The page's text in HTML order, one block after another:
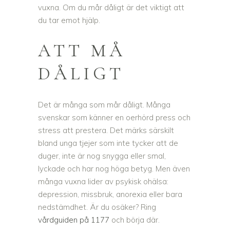
vuxna. Om du mår dåligt är det viktigt att
du tar emot hjälp.
ATT MÅ
DÅLIGT
Det är många som mår dåligt. Många
svenskar som känner en oerhörd press och
stress att prestera. Det märks särskilt
bland unga tjejer som inte tycker att de
duger, inte är nog snygga eller smal,
lyckade och har nog höga betyg. Men även
många vuxna lider av psykisk ohälsa:
depression, missbruk, anorexia eller bara
nedstämdhet. Är du osäker? Ring
vårdguiden på 1177 och börja där.